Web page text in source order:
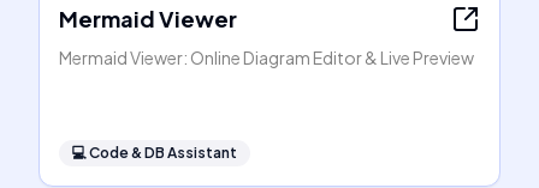
Mermaid Viewer
Mermaid Viewer: Online Diagram Editor & Live Preview
💻Code & DB Assistant